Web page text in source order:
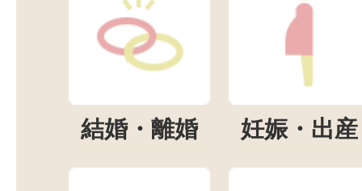
結婚・離婚 妊娠・出産